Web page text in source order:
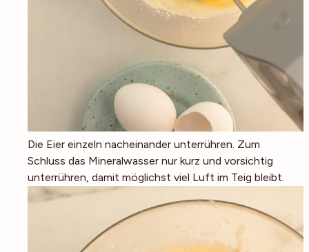
Die Eier einzeln nacheinander unterrühren. Zum
Schluss das Mineralwasser nur kurz und vorsichtig
unterrühren, damit möglichst viel Luft im Teig bleibt.